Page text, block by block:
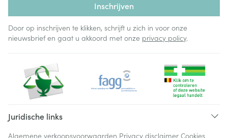
Inschrijven
Door op inschrijven te klikken, schrijft u zich in voor onze
nieuwsbrief en gaat u akkoord met onze privacy policy.
Juridische links
Algemene verkoopsvoorwaarden Privacy disclaimer Cookies